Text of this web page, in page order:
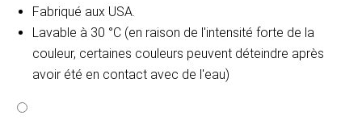
Fabriqué aux USA.
Lavable à 30 °C (en raison de l'intensité forte de la
couleur, certaines couleurs peuvent déteindre après
avoir été en contact avec de l'eau)